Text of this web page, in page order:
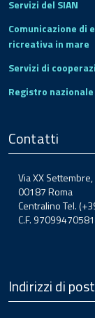
Servizi del SIAN
Comunicazione di
ricreativa in mare
Servizi di
Registro
Contatti
Via XX
00187 Roma
Centralino Tel.
C.F. 97099470581
Indirizzi di